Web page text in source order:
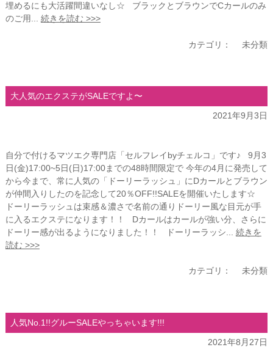
埋めるにも大活躍間違いなし☆ ブラックとブラウンでCカールのみ
のご用... 続きを読む >>>
カテゴリ： 未分類
大人気のエクステがSALEですよ〜
2021年9月3日
自分で付けるマツエク専門店「セルフレイbyチェルコ」です♪ 9月3
日(金)17:00~5日(日)17:00までの48時間限定で 今年の4月に発売して
から今まで、常に人気の「ドーリーラッシュ」にDカールとブラウン
が仲間入りしたのを記念して20％OFF!!SALEを開催いたします☆
ドーリーラッシュは束感＆濃さで名前の通りドーリー風な目元が手
に入るエクステになります！！ Dカールはカールが強い分、さらに
ドーリー感が出るようになりました！！ ドーリーラッシ... 続きを
読む >>>
カテゴリ： 未分類
人気No.1!!グルーSALEやっちゃいます!!!
2021年8月27日